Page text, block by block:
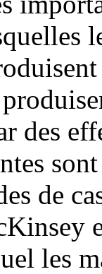
des
de
les